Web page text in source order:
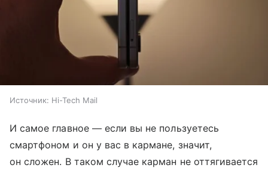
Источник: Hi-Tech Mail
И самое главное — если вы не пользуетесь
смартфоном и он у вас в кармане, значит,
он сложен. В таком случае карман не оттягивается